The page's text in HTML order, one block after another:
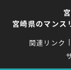
宮崎県のマンス
関連リンク